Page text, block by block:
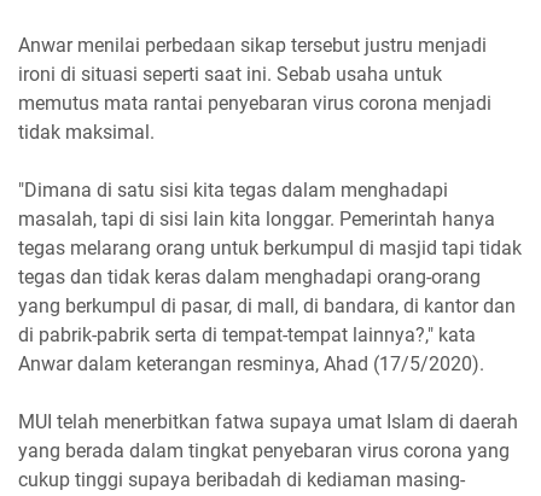
Anwar menilai perbedaan sikap tersebut justru menjadi
ironi di situasi seperti saat ini. Sebab usaha untuk
memutus mata rantai penyebaran virus corona menjadi
tidak maksimal.
"Dimana di satu sisi kita tegas dalam menghadapi
masalah, tapi di sisi lain kita longgar. Pemerintah hanya
tegas melarang orang untuk berkumpul di masjid tapi tidak
tegas dan tidak keras dalam menghadapi orang-orang
yang berkumpul di pasar, di mall, di bandara, di kantor dan
di pabrik-pabrik serta di tempat-tempat lainnya?," kata
Anwar dalam keterangan resminya, Ahad (17/5/2020).
MUI telah menerbitkan fatwa supaya umat Islam di daerah
yang berada dalam tingkat penyebaran virus corona yang
cukup tinggi supaya beribadah di kediaman masing-